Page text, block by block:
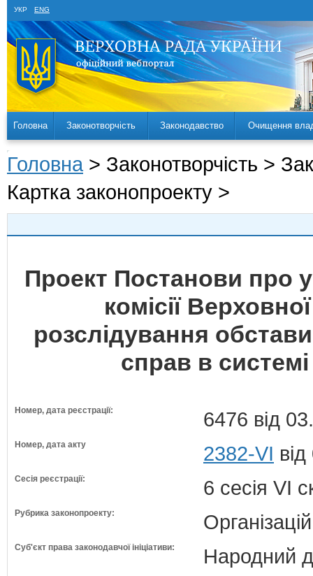
УКР ENG
Головна Законотворчість Законодавство Очищення
Головна > Законотворчість >
Картка законопроекту >
Проект Постанови про
комісії
розслідування
справ в системі
Номер, дата реєстрації: 6476 від
Номер, дата акту 2382-VI
Сесія реєстрації: 6 сесія VI
Рубрика законопроекту:
Суб'єкт права законодавчої ініціативи: Народний